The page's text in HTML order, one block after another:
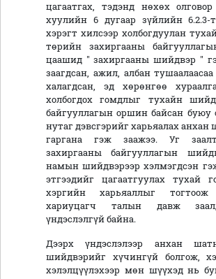
цагаатгах, тэдэнд нөхөх
хуулийн 6 дугаар зүйлийн
хэрэгт хилсээр холбогдуулан
төрийн захиргааны
цаашид " захиргааны шийдвэр "
заагдсан, ажил, албан
халагдсан, эд хөрөнгөө
холбогдох гомдлыг тухайн
байгууллагын оршин байсан буюу
нутаг дэвсгэрийг харьяалах
гаргана гэж заажээ. Уг
захиргааны байгууллагын
намын шийдвэрээр хэлмэгдсэн
этгээдийг цагаатгуулах тухай
хэргийн харьяаллыг
хариуцагч талын давж
үндэслэлгүй байна.
Дээрх үндэслэлээр анхан
шийдвэрийг хүчингүй болгож,
хэлэлцүүлэхээр мөн шүүхэд нь